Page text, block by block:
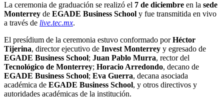
La ceremonia de graduación se realizó el 7 de diciembre en la sede
Monterrey de EGADE Business School y fue transmitida en vivo
a través de live.tec.mx.
El presídium de la ceremonia estuvo conformado porHéctor
Tijerina, director ejecutivo de Invest Monterrey y egresado de
EGADE Business School; Juan Pablo Murra, rector del
Tecnológico de Monterrey; Horacio Arredondo, decano de
EGADE Business School; Eva Guerra, decana asociada
académica de EGADE Business School, y otros directivos y
autoridades académicas de la institución.